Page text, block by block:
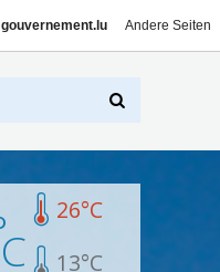
gouvernement.lu Andere Seiten
26°C
13°C